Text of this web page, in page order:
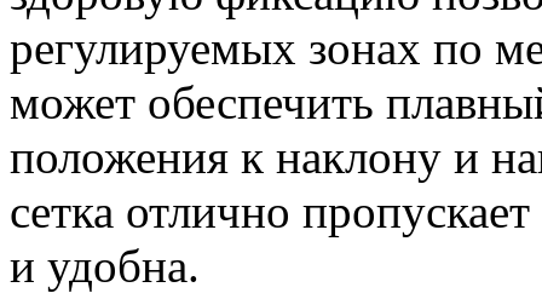
регулируемых зонах по
может обеспечить
положения к наклону и
сетка отлично
и удобна.